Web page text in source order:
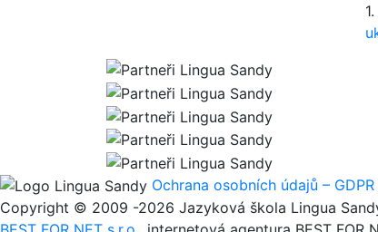
Ochrana osobních údajů – GDPR
Copyright © 2009 -2026 Jazyková škola Lingua